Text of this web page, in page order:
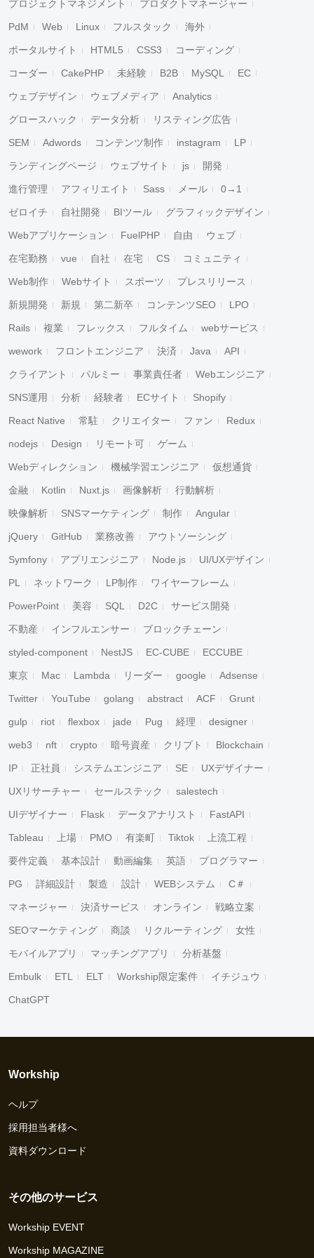
プロジェクトマネジメント プロダクトマネージャー
PdM Web Linux フルスタック 海外
ポータルサイト HTML5 CSS3 コーディング
コーダー CakePHP 未経験 B2B MySQL EC
ウェブデザイン ウェブメディア Analytics
グロースハック データ分析 リスティング広告
SEM Adwords コンテンツ制作 instagram LP
ランディングページ ウェブサイト js 開発
進行管理 アフィリエイト Sass メール 0→1
ゼロイチ 自社開発 BIツール グラフィックデザイン
Webアプリケーション FuelPHP 自由 ウェブ
在宅勤務 vue 自社 在宅 CS コミュニティ
Web制作 Webサイト スポーツ プレスリリース
新規開発 新規 第二新卒 コンテンツSEO LPO
Rails 複業 フレックス フルタイム webサービス
wework フロントエンジニア 決済 Java API
クライアント パルミー 事業責任者 Webエンジニア
SNS運用 分析 経験者 ECサイト Shopify
React Native 常駐 クリエイター ファン Redux
nodejs Design リモート可 ゲーム
Webディレクション 機械学習エンジニア 仮想通貨
金融 Kotlin Nuxt.js 画像解析 行動解析
映像解析 SNSマーケティング 制作 Angular
jQuery GitHub 業務改善 アウトソーシング
Symfony アプリエンジニア Node.js UI/UXデザイン
PL ネットワーク LP制作 ワイヤーフレーム
PowerPoint 美容 SQL D2C サービス開発
不動産 インフルエンサー ブロックチェーン
styled-component NestJS EC-CUBE ECCUBE
東京 Mac Lambda リーダー google Adsense
Twitter YouTube golang abstract ACF Grunt
gulp riot flexbox jade Pug 経理 designer
web3 nft crypto 暗号資産 クリプト Blockchain
IP 正社員 システムエンジニア SE UXデザイナー
UXリサーチャー セールステック salestech
UIデザイナー Flask データアナリスト FastAPI
Tableau 上場 PMO 有楽町 Tiktok 上流工程
要件定義 基本設計 動画編集 英語 プログラマー
PG 詳細設計 製造 設計 WEBシステム C＃
マネージャー 決済サービス オンライン 戦略立案
SEOマーケティング 商談 リクルーティング 女性
モバイルアプリ マッチングアプリ 分析基盤
Embulk ETL ELT Workship限定案件 イチジュウ
ChatGPT
Workship
ヘルプ
採用担当者様へ
資料ダウンロード
その他のサービス
Workship EVENT
Workship MAGAZINE